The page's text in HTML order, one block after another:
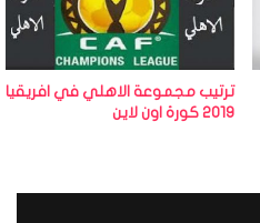
ترتيب مجموعة الاهلي في افريقيا
2019 كورة اون لاين